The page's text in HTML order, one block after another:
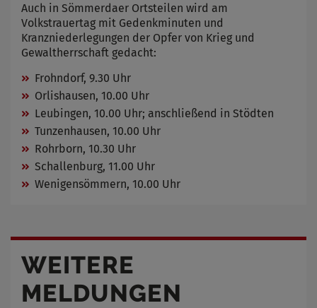
Auch in Sömmerdaer Ortsteilen wird am
Volkstrauertag mit Gedenkminuten und
Kranzniederlegungen der Opfer von Krieg und
Gewaltherrschaft gedacht:
Frohndorf, 9.30 Uhr
Orlishausen, 10.00 Uhr
Leubingen, 10.00 Uhr; anschließend in Stödten
Tunzenhausen, 10.00 Uhr
Rohrborn, 10.30 Uhr
Schallenburg, 11.00 Uhr
Wenigensömmern, 10.00 Uhr
WEITERE
MELDUNGEN